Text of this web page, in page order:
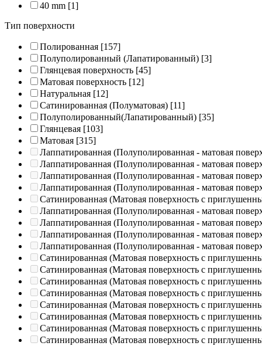
40 mm [1]
Тип поверхности
Полированная [157]
Полуполированный (Лапатированный) [3]
Глянцевая поверхность [45]
Матовая поверхность [12]
Натуральная [12]
Сатинированная (Полуматовая) [11]
Полуполированный(Лапатированный) [35]
Глянцевая [103]
Матовая [315]
Лаппатированная (Полуполированная - матовая
Лаппатированная (Полуполированная - матовая
Лаппатированная (Полуполированная - матовая
Лаппатированная (Полуполированная - матовая
Сатинированная (Матовая поверхность с
Лаппатированная (Полуполированная - матовая
Лаппатированная (Полуполированная - матовая
Лаппатированная (Полуполированная - матовая
Лаппатированная (Полуполированная - матовая
Сатинированная (Матовая поверхность с
Сатинированная (Матовая поверхность с
Сатинированная (Матовая поверхность с
Сатинированная (Матовая поверхность с
Сатинированная (Матовая поверхность с
Сатинированная (Матовая поверхность с
Сатинированная (Матовая поверхность с
Сатинированная (Матовая поверхность с